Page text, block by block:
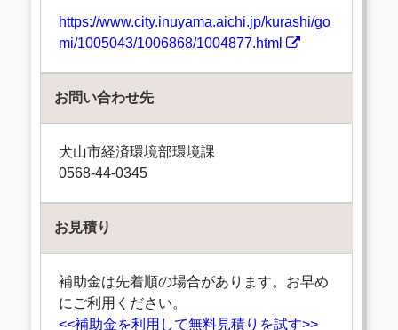
https://www.city.inuyama.aichi.jp/kurashi/go
mi/1005043/1006868/1004877.html
お問い合わせ先
犬山市経済環境部環境課
0568-44-0345
お見積り
補助金は先着順の場合があります。お早め
にご利用ください。
<<補助金を利用して無料見積りを試す>>